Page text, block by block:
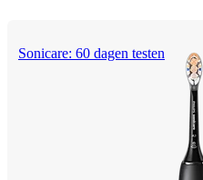
Sonicare: 60 dagen testen